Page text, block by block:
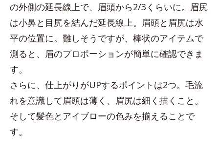
の外側の延長線上で、眉頭から2/3くらいに。眉尻
は小鼻と目尻を結んだ延長線上。眉頭と眉尻は水
平の位置に。難しそうですが、棒状のアイテムで
測ると、眉のプロポーションが簡単に確認できま
す。
さらに、仕上がりがUPするポイントは2つ。毛流
れを意識して眉頭は薄く、眉尻は細く描くこと。
そして髪色とアイブローの色みを揃えることで
す。